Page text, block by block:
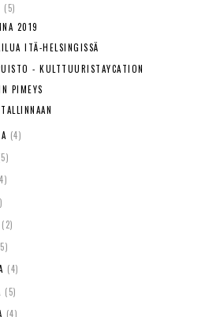
(5)
2019
ITÄ-HELSINGISSÄ
- KULTTUURISTAYCATION
PIMEYS
(4)
(2)
(4)
(5)
(4)